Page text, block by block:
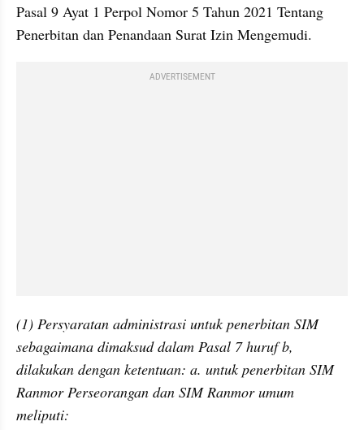
Pasal 9 Ayat 1 Perpol Nomor 5 Tahun 2021 Tentang
Penerbitan dan Penandaan Surat Izin Mengemudi.
ADVERTISEMENT
(1) Persyaratan administrasi untuk penerbitan SIM
sebagaimana dimaksud dalam Pasal 7 huruf b,
dilakukan dengan ketentuan: a. untuk penerbitan SIM
Ranmor Perseorangan dan SIM Ranmor umum
meliputi: